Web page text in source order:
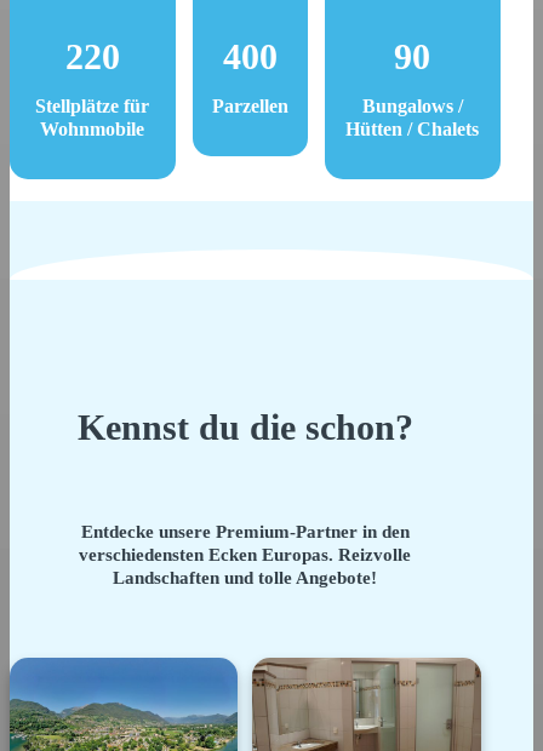
220
Stellplätze für
Wohnmobile
400
Parzellen
90
Bungalows /
Hütten / Chalets
Kennst du die schon?
Entdecke unsere Premium-Partner in den
verschiedensten Ecken Europas. Reizvolle
Landschaften und tolle Angebote!